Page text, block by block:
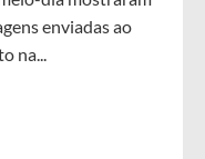
enviadas ao
na...